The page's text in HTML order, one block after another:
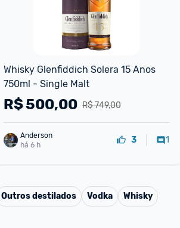
Whisky Glenfiddich Solera 15 Anos
750ml - Single Malt
R$ 749,00
R$500,00
Anderson
há 6 h
3 1
Outros destilados Vodka Whisky